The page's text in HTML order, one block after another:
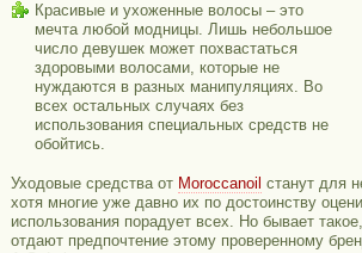
Красивые и ухоженные волосы – это
мечта любой модницы. Лишь небольшое
число девушек может похвастаться
здоровыми волосами, которые не
нуждаются в разных манипуляциях. Во
всех остальных случаях без
использования специальных средств не
обойтись.
Уходовые средства от Moroccanoil станут для
хотя многие уже давно их по достоинству
использования порадует всех. Но бывает
отдают предпочтение этому проверенному